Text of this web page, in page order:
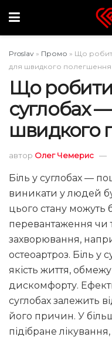
Proslav » Промо » Що
для швидкого полегшення
Що
суглобах
швидкого
автор Олег Чемерис
Біль у суглобах —
виникати у людей
цього стану можуть
перевантаження чи
захворювання,
остеоартроз. Біль у
якість життя,
дискомфорту.
суглобах залежить
його причин. У
підібране